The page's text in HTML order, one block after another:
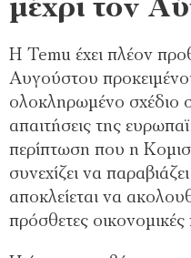
μέχρι τον
Η Temu έχει πλέον
Αυγούστου
ολοκληρωμένο σχέδιο
απαιτήσεις της
περίπτωση που η
συνεχίζει να
αποκλείεται να
πρόσθετες οικονομικές